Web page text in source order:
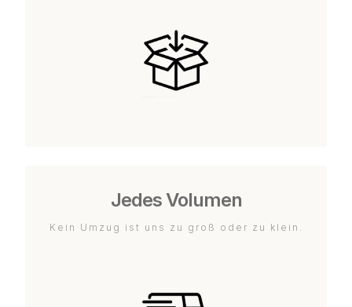
Jedes Volumen
Kein Umzug ist uns zu groß oder zu klein.